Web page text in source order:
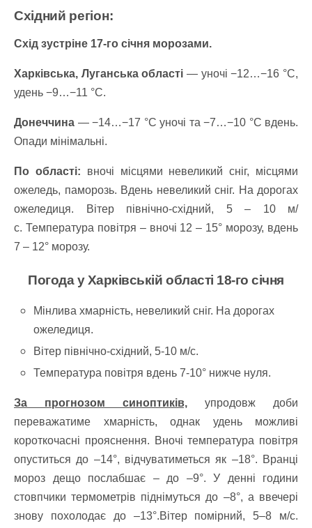
Східний регіон:
Схід зустріне 17-го січня морозами.
Харківська, Луганська області — уночі −12…−16 °C,
удень −9…−11 °C.
Донеччина — −14…−17 °C уночі та −7…−10 °C вдень.
Опади мінімальні.
По області: вночі місцями невеликий сніг, місцями
ожеледь, паморозь. Вдень невеликий сніг. На дорогах
ожеледиця.
Вітер північно-східний, 5 – 10 м/
с. Температура повітря – вночі 12 – 15° морозу, вдень
7 – 12° морозу.
Погода у Харківській області 18-го січня
Мінлива хмарність, невеликий сніг. На дорогах
ожеледиця.
Вітер північно-східний, 5-10 м/с.
Температура повітря вдень 7-10° нижче нуля.
За прогнозом синоптиків, упродовж доби
переважатиме хмарність, однак удень можливі
короткочасні прояснення. Вночі температура повітря
опуститься до –14°, відчуватиметься як –18°. Вранці
мороз дещо послабшає – до –9°. У денні години
стовпчики термометрів піднімуться до –8°, а ввечері
знову похолодає до –13°.Вітер помірний, 5–8 м/с.